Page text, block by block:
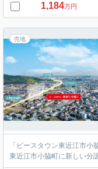
1,184万円
売地
「ピースタウン東近江市小
東近江市小脇町に新しい分